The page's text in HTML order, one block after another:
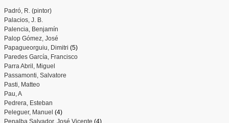
Padró, R. (pintor)
Palacios, J. B.
Palencia, Benjamín
Palop Gómez, José
Papagueorguiu, Dimitri (5)
Paredes García, Francisco
Parra Abril, Miguel
Passamonti, Salvatore
Pasti, Matteo
Pau, A
Pedrera, Esteban
Peleguer, Manuel (4)
Penalba Salvador, José Vicente (4)